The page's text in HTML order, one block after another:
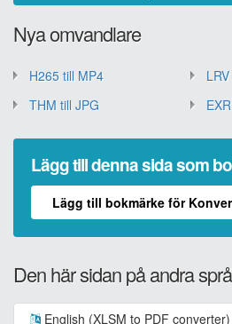
Nya omvandlare
H265 till MP4
THM till JPG
Lägg till denna sida som
Lägg till bokmärke för
Den här sidan på andra
English (XLSM to PDF converter)